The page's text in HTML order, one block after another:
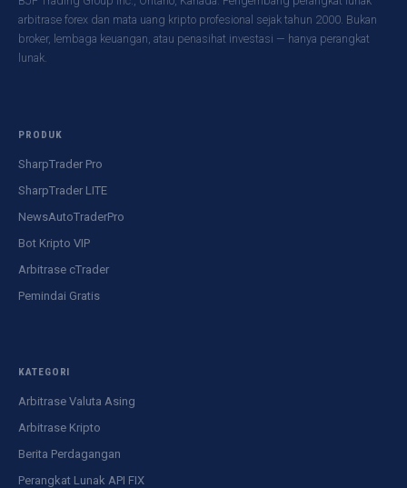
arbitrase forex dan mata uang kripto profesional sejak tahun 2000. Bukan
broker, lembaga keuangan, atau penasihat investasi — hanya perangkat
lunak.
PRODUK
SharpTrader Pro
SharpTrader LITE
NewsAutoTraderPro
Bot Kripto VIP
Arbitrase cTrader
Pemindai Gratis
KATEGORI
Arbitrase Valuta Asing
Arbitrase Kripto
Berita Perdagangan
Perangkat Lunak API FIX